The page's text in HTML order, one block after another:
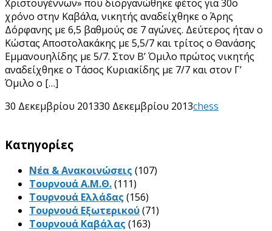
Χριστουγέννων» που διοργανώθηκε φέτος για 30ο
χρόνο στην Καβάλα, νικητής αναδείχθηκε ο Άρης
Δόρφανης με 6,5 βαθμούς σε 7 αγώνες. Δεύτερος ήταν ο
Κώστας Αποστολακάκης με 5,5/7 και τρίτος ο Θανάσης
Εμμανουηλίδης με 5/7. Στον Β’ Όμιλο πρώτος νικητής
αναδείχθηκε ο Τάσος Κυριακίδης με 7/7 και στον Γ’
Όμιλο ο […]
30 Δεκεμβρίου 201330 Δεκεμβρίου 2013chess
Kατηγορίες
Νέα & Ανακοινώσεις (107)
Τουρνουά Α.Μ.Θ.(111)
Τουρνουά Ελλάδας (156)
Τουρνουά Εξωτερικού(71)
Τουρνουά Καβάλας (163)